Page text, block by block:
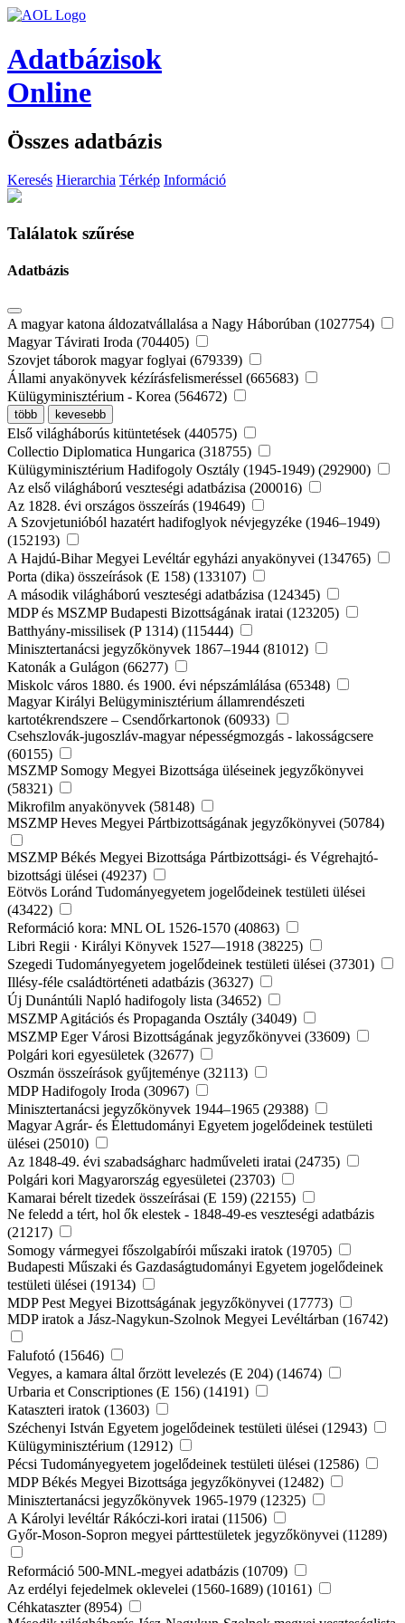
Adatbázisok
Online
Összes adatbázis
Keresés Hierarchia Térkép Információ
Találatok szűrése
Adatbázis
A magyar katona áldozatvállalása a Nagy Háborúban (1027754)
Magyar Távirati Iroda (704405)
Szovjet táborok magyar foglyai (679339)
Állami anyakönyvek kézírásfelismeréssel (665683)
Külügyminisztérium - Korea (564672)
több kevesebb
Első világháborús kitüntetések (440575)
Collectio Diplomatica Hungarica (318755)
Külügyminisztérium Hadifogoly Osztály (1945-1949) (292900)
Az első világháború veszteségi adatbázisa (200016)
Az 1828. évi országos összeírás (194649)
A Szovjetunióból hazatért hadifoglyok névjegyzéke (1946–1949)
(152193)
A Hajdú-Bihar Megyei Levéltár egyházi anyakönyvei (134765)
Porta (dika) összeírások (E 158) (133107)
A második világháború veszteségi adatbázisa (124345)
MDP és MSZMP Budapesti Bizottságának iratai (123205)
Batthyány-missilisek (P 1314) (115444)
Minisztertanácsi jegyzőkönyvek 1867–1944 (81012)
Katonák a Gulágon (66277)
Miskolc város 1880. és 1900. évi népszámlálása (65348)
Magyar Királyi Belügyminisztérium államrendészeti
kartotékrendszere – Csendőrkartonok (60933)
Csehszlovák-jugoszláv-magyar népességmozgás - lakosságcsere
(60155)
MSZMP Somogy Megyei Bizottsága üléseinek jegyzőkönyvei
(58321)
Mikrofilm anyakönyvek (58148)
MSZMP Heves Megyei Pártbizottságának jegyzőkönyvei (50784)
MSZMP Békés Megyei Bizottsága Pártbizottsági- és Végrehajtó-
bizottsági ülései (49237)
Eötvös Loránd Tudományegyetem jogelődeinek testületi ülései
(43422)
Reformáció kora: MNL OL 1526-1570 (40863)
Libri Regii · Királyi Könyvek 1527—1918 (38225)
Szegedi Tudományegyetem jogelődeinek testületi ülései (37301)
Illésy-féle családtörténeti adatbázis (36327)
Új Dunántúli Napló hadifogoly lista (34652)
MSZMP Agitációs és Propaganda Osztály (34049)
MSZMP Eger Városi Bizottságának jegyzőkönyvei (33609)
Polgári kori egyesületek (32677)
Oszmán összeírások gyűjteménye (32113)
MDP Hadifogoly Iroda (30967)
Minisztertanácsi jegyzőkönyvek 1944–1965 (29388)
Magyar Agrár- és Élettudományi Egyetem jogelődeinek testületi
ülései (25010)
Az 1848-49. évi szabadságharc hadműveleti iratai (24735)
Polgári kori Magyarország egyesületei (23703)
Kamarai bérelt tizedek összeírásai (E 159) (22155)
Ne feledd a tért, hol ők elestek - 1848-49-es veszteségi adatbázis
(21217)
Somogy vármegyei főszolgabírói műszaki iratok (19705)
Budapesti Műszaki és Gazdaságtudományi Egyetem jogelődeinek
testületi ülései (19134)
MDP Pest Megyei Bizottságának jegyzőkönyvei (17773)
MDP iratok a Jász-Nagykun-Szolnok Megyei Levéltárban (16742)
Falufotó (15646)
Vegyes, a kamara által őrzött levelezés (E 204) (14674)
Urbaria et Conscriptiones (E 156) (14191)
Kataszteri iratok (13603)
Széchenyi István Egyetem jogelődeinek testületi ülései (12943)
Külügyminisztérium (12912)
Pécsi Tudományegyetem jogelődeinek testületi ülései (12586)
MDP Békés Megyei Bizottsága jegyzőkönyvei (12482)
Minisztertanácsi jegyzőkönyvek 1965-1979 (12325)
A Károlyi levéltár Rákóczi-kori iratai (11506)
Győr-Moson-Sopron megyei párttestületek jegyzőkönyvei (11289)
Reformáció 500-MNL-megyei adatbázis (10709)
Az erdélyi fejedelmek oklevelei (1560-1689) (10161)
Céhkataszter (8954)